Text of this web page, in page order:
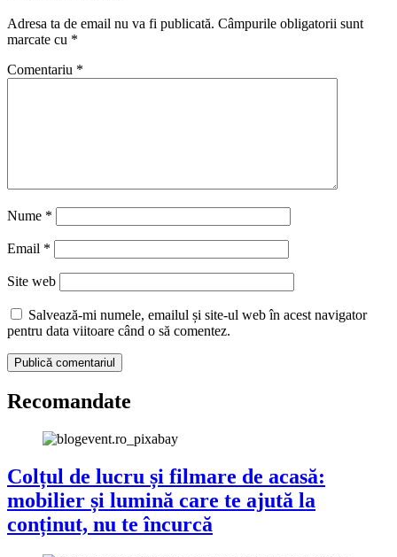
Adresa ta de email nu va fi publicată. Câmpurile obligatorii sunt
marcate cu *
Comentariu *
Nume *
Email *
Site web
Salvează-mi numele, emailul și site-ul web în acest navigator
pentru data viitoare când o să comentez.
Recomandate
Colțul de lucru și filmare de acasă:
mobilier și lumină care te ajută la
conținut, nu te încurcă